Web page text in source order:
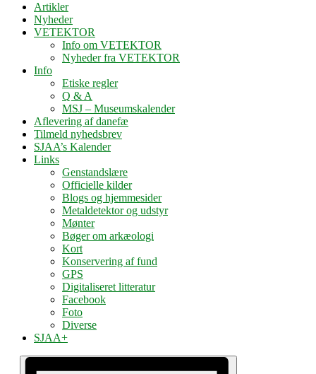
Artikler
Nyheder
VETEKTOR
Info om VETEKTOR
Nyheder fra VETEKTOR
Info
Etiske regler
Q & A
MSJ – Museumskalender
Aflevering af danefæ
Tilmeld nyhedsbrev
SJAA’s Kalender
Links
Genstandslære
Officielle kilder
Blogs og hjemmesider
Metaldetektor og udstyr
Mønter
Bøger om arkæologi
Kort
Konservering af fund
GPS
Digitaliseret litteratur
Facebook
Foto
Diverse
SJAA+
Begivenheder
Navigation
Begivenhed